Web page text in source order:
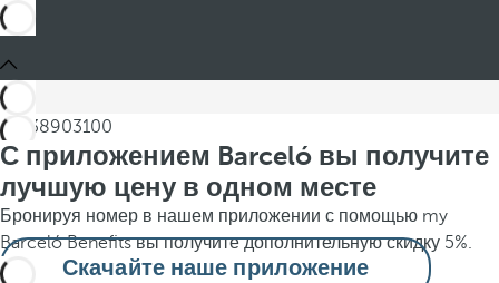
С приложением Barceló вы получите
лучшую цену в одном месте
Бронируя номер в нашем приложении с помощью my
Barceló Benefits вы получите дополнительную скидку 5%.
Скачайте наше приложение